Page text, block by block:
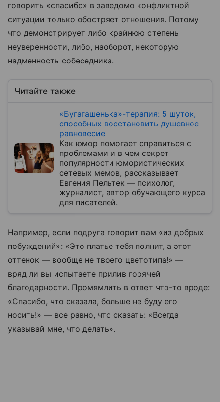
говорить «спасибо» в заведомо конфликтной
ситуации только обостряет отношения. Потому
что демонстрирует либо крайнюю степень
неуверенности, либо, наоборот, некоторую
надменность собеседника.
Читайте также
«Бугагашенька»-терапия: 5 шуток,
способных восстановить душевное
равновесие
Как юмор помогает справиться с
проблемами и в чем секрет
популярности юмористических
сетевых мемов, рассказывает
Евгения Пельтек — психолог,
журналист, автор обучающего курса
для писателей.
Например, если подруга говорит вам «из добрых
побуждений»: «Это платье тебя полнит, а этот
оттенок — вообще не твоего цветотипа!» —
вряд ли вы испытаете прилив горячей
благодарности. Промямлить в ответ что-то вроде:
«Спасибо, что сказала, больше не буду его
носить!» — все равно, что сказать: «Всегда
указывай мне, что делать».